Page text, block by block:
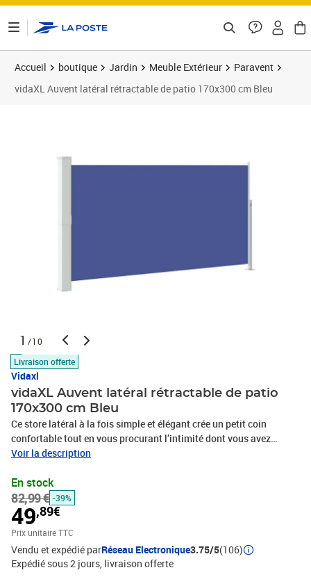
Accueil boutique Jardin Meuble Extérieur
Paravent
vidaXL Auvent latéral rétractable de patio 170x300 cm Bleu
1 /10
Livraison offerte
Vidaxl
vidaXL Auvent latéral rétractable de patio
170x300 cm Bleu
Ce store latéral à la fois simple et élégant crée un petit coin
confortable tout en vous procurant l’intimité dont vous avez
besoin sur votre terrasse ou votre balcon. Cela peut également
en polyester résistant aux UV et aux déchirures. La cassette est
installée sur une base en acier solide en position verticale et le
store rétractable peut être facilement retiré tout droit. Le store a
également une fonction de retour en arrière automatique. L'auvent
de balcon est facile à assembler. La livraison comprend les
accessoires de montage.Couleur : tissu bleu + couverture en acier
grisMatériau : tissu avec revêtement en PU + couverture en acier
Voir la description
En stock
82,99 € -39%
49,89€
Prix unitaire TTC
Vendu et expédié parRéseau Electronique3.75/5(106)
Expédié sous 2 jours livraison offerte